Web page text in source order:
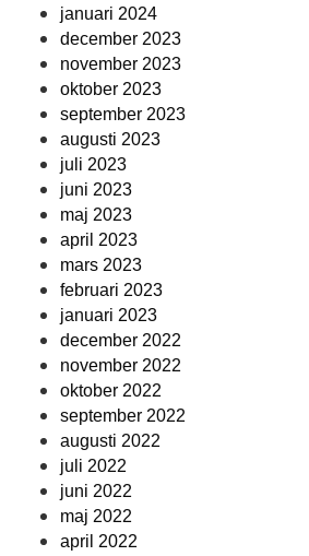
januari 2024
december 2023
november 2023
oktober 2023
september 2023
augusti 2023
juli 2023
juni 2023
maj 2023
april 2023
mars 2023
februari 2023
januari 2023
december 2022
november 2022
oktober 2022
september 2022
augusti 2022
juli 2022
juni 2022
maj 2022
april 2022